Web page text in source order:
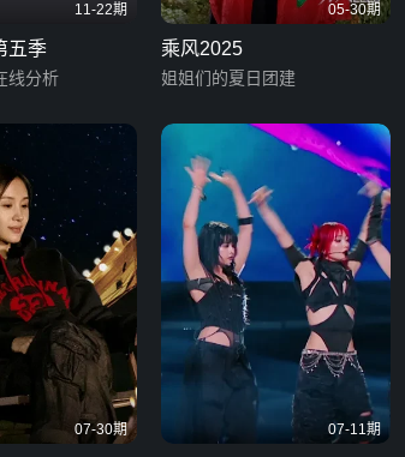
11-22期
五季
线分析
05-30期
乘风2025
姐姐们的夏日团建
07-30期 07-11期